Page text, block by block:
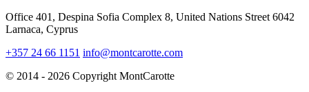
Office 401, Despina Sofia Complex 8, United Nations Street 6042
Larnaca, Cyprus
+357 24 66 1151 info@montcarotte.com
© 2014 - 2026 Copyright MontCarotte